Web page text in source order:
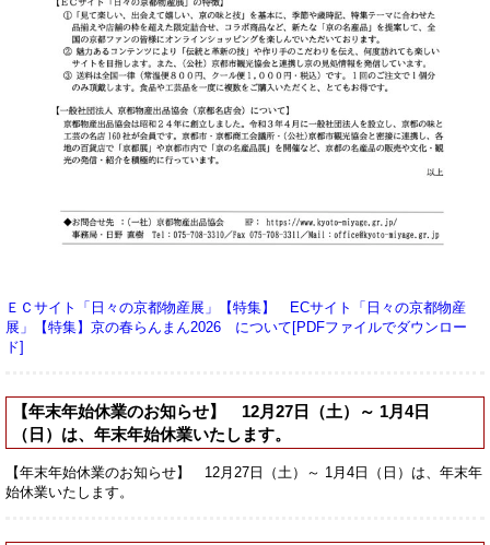
ＥＣサイト「日々の京都物産展」【特集】 ECサイト「日々の京都物産
展」【特集】京の春らんまん2026 について[PDFファイルでダウンロー
ド]
【年末年始休業のお知らせ】 12月27日（土）～ 1月4日
（日）は、年末年始休業いたします。
【年末年始休業のお知らせ】 12月27日（土）～ 1月4日（日）は、年末年
始休業いたします。